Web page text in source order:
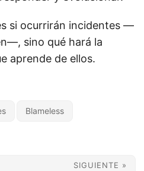
si ocurrirán incidentes —
sino qué hará la
aprende de ellos.
Blameless
SIGUIENTE »